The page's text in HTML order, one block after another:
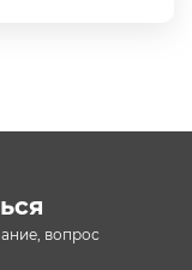
вопрос